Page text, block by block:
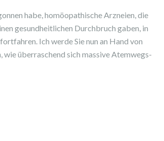
habe, homöopathische Arzneien, die
gesundheitlichen Durchbruch gaben, in
Ich werde Sie nun an Hand von
überraschend sich massive Atemwegs-